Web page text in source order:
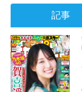
記事